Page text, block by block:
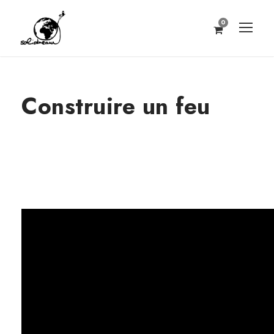
0
Construire un feu